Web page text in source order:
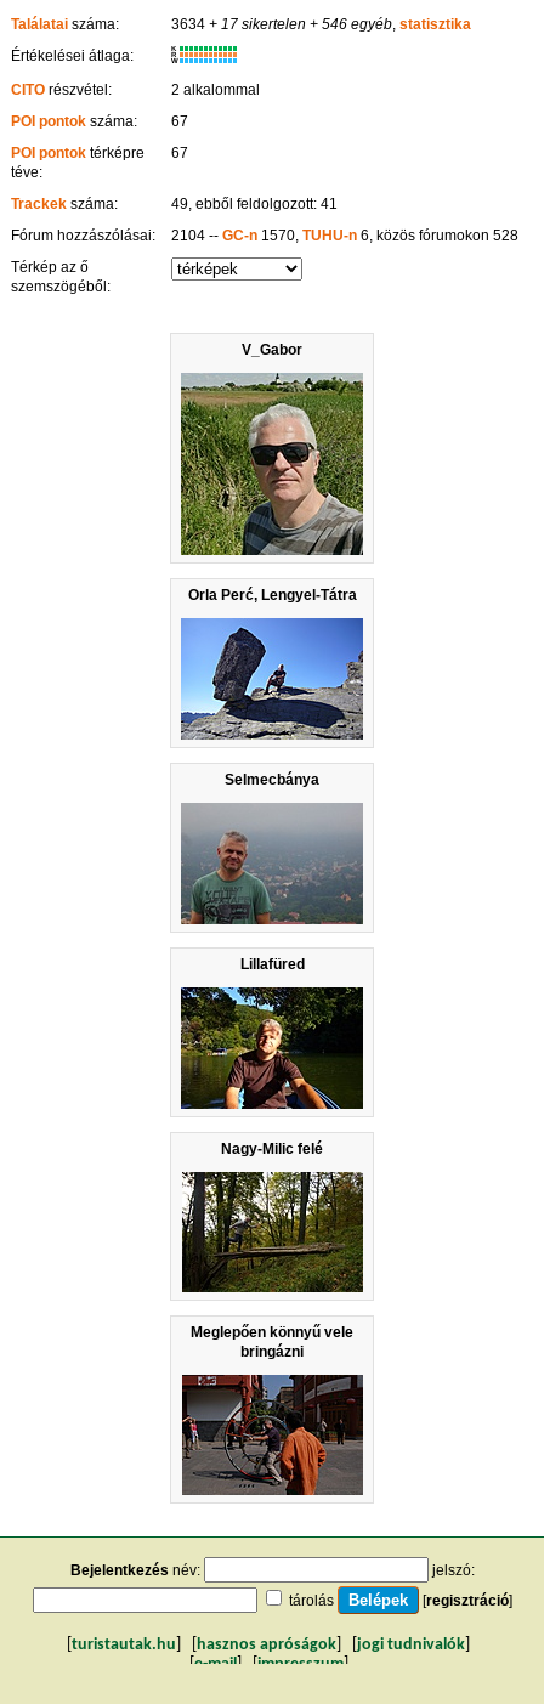
V_Gabor
Orla Perć, Lengyel-Tátra
Selmecbánya
Lillafüred
Nagy-Milic felé
Meglepően könnyű vele
bringázni
Találatai száma: 3634 + 17 sikertelen + 546 egyéb ,statisztika
Értékelései átlaga:
K
R
W
CITO részvétel:
2 alkalommal
POI pontok száma:
67
POI pontok térképre
téve:
67
Trackek száma:
49, ebből feldolgozott: 41
Fórum hozzászólásai:
2104 --GC-n 1570,TUHU-n 6, közös fórumokon 528
Térkép az ő
szemszögéből:
Bejelentkezés név:
jelszó:
tárolás
[regisztráció]
turistautak.hu hasznos apróságok jogi tudnivalók
[e-mail] [impresszum]